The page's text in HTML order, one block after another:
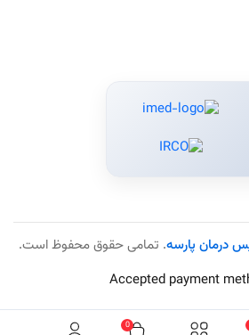
0
درمان پارسه. تمامی حقوق محفوظ است.